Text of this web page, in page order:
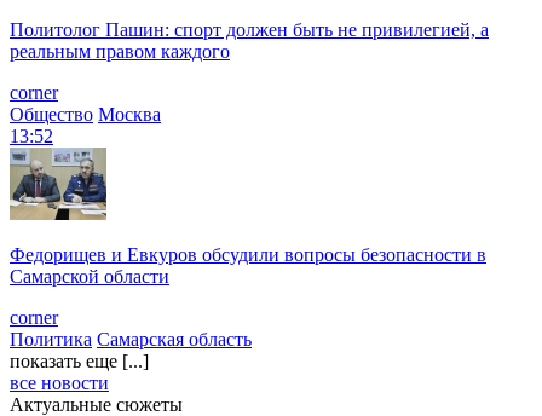
Политолог Пашин: спорт должен быть не привилегией, а
реальным правом каждого
corner
Общество Москва
13:52
Федорищев и Евкуров обсудили вопросы безопасности в
Самарской области
corner
Политика Самарская область
показать еще [...]
все новости
Актуальные сюжеты